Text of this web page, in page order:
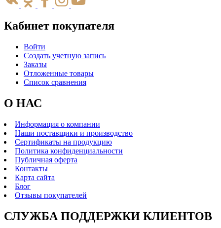
Кабинет покупателя
Войти
Создать учетную запись
Заказы
Отложенные товары
Список сравнения
О НАС
Информация о компании
Наши поставщики и производство
Сертификаты на продукцию
Политика конфиденциальности
Публичная оферта
Контакты
Карта сайта
Блог
Отзывы покупателей
СЛУЖБА ПОДДЕРЖКИ КЛИЕНТОВ